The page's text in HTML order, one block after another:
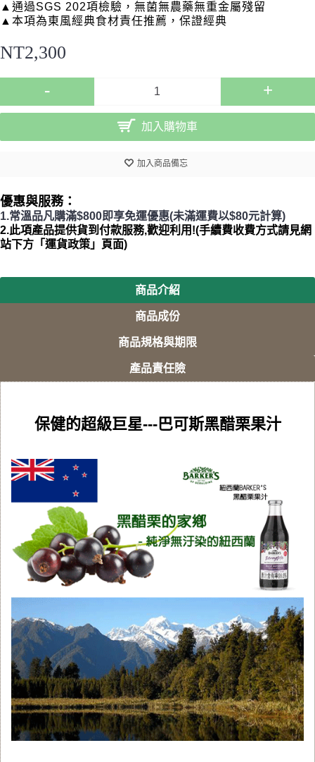
▲通過SGS 202項檢驗，無菌無農藥無重金屬殘留
▲本項為東風經典食材責任推薦，保證經典
NT2,300
- +
加入購物車
加入商品備忘
優惠與服務：
1.常溫品凡購滿$800即享免運優惠(未滿運費以$80元計算)
2.此項產品提供貨到付款服務,歡迎利用!(手續費收費方式請見網
站下方「運貨政策」頁面)
商品介紹
商品成份
商品規格與期限
產品責任險
保健的超級巨星---巴可斯黑醋栗果汁